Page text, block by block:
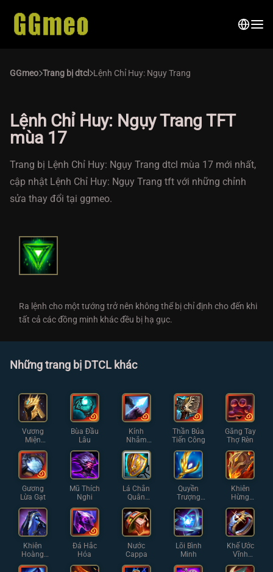
GGmeo Trang bị dtcl Lệnh Chỉ Huy: Ngụy Trang
Lệnh Chỉ Huy: Ngụy Trang TFT
mùa 17
Trang bị Lệnh Chỉ Huy: Ngụy Trang dtcl mùa 17 mới nhất,
cập nhật Lệnh Chỉ Huy: Ngụy Trang tft với những chỉnh
sửa thay đổi tại ggmeo.
Ra lệnh cho một tướng trở nên không thể bị chỉ định cho đến khi
tất cả các đồng minh khác đều bị hạ gục.
Những trang bị DTCL khác
Vương
Miện
Demacia
Bùa Đầu
Lâu
Kính
Nhắm
Thiện Xạ
Thần Búa
Tiến Công
Găng Tay
Thợ Rèn
Gương
Lừa Gạt
Mũ Thích
Nghi
Lá Chắn
Quân
Đoàn
Quyền
Trượng
Thiên
Thần
Khiên
Hừng
Đông
Khiên
Hoàng
Hôn
Đá Hắc
Hóa
Nước
Cappa
Lõi Bình
Minh
Khế Ước
Vĩnh
Hằng